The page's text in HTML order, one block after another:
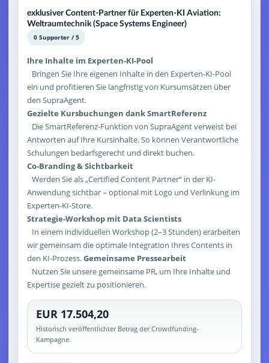
exklusiver Content-Partner für Experten-KI Aviation:
Weltraumtechnik (Space Systems Engineer)
0 Supporter / 5
Ihre Inhalte im Experten-KI-Pool
Bringen Sie Ihre eigenen Inhalte in den Experten-KI-Pool
ein und profitieren Sie langfristig von Kursumsätzen über
den SupraAgent.
Gezielte Kursbuchungen dank SmartReferenz
Die SmartReferenz-Funktion von SupraAgent verweist bei
Antworten auf Ihre Kursinhalte. So können Verantwortliche
Schulungen bedarfsgerecht und direkt buchen.
Co-Branding & Sichtbarkeit
Werden Sie als „Certified Content Partner“ in der KI-
Anwendung sichtbar – optional mit Logo und Verlinkung im
Experten-KI-Store.
Strategie-Workshop mit Data Scientists
In einem individuellen Workshop (2–3 Stunden) erarbeiten
wir gemeinsam die optimale Integration Ihres Contents in
den KI-Prozess.Gemeinsame Pressearbeit
Nutzen Sie unsere gemeinsame PR, um Ihre Inhalte und
Expertise gezielt zu positionieren.
EUR 17.504,20
Historisch veröffentlichter Betrag der Crowdfunding-
Kampagne.